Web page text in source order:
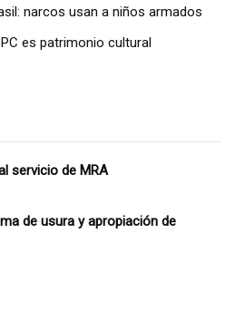
narcos usan a niños armados
es patrimonio cultural
servicio de MRA
de usura y apropiación de